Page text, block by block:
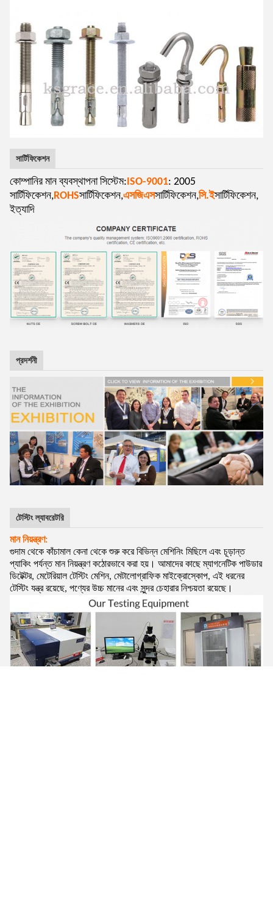
সার্টিফিকেশন
কোম্পানির মান ব্যবস্থাপনা সিস্টেম:ISO-9001: 2005
সার্টিফিকেশন,ROHSসার্টিফিকেশন,এসজিএসসার্টিফিকেশন,সি.ইসার্টিফিকেশন,
ইত্যাদি
প্রদর্শনী
টেস্টিং ল্যাবরেটরি
মান নিয়ন্ত্রণ:
গুদাম থেকে কাঁচামাল কেনা থেকে শুরু করে বিভিন্ন মেশিনিং মিছিলে এবং চূড়ান্ত
প্যাকিং পর্যন্ত মান নিয়ন্ত্রণ কঠোরভাবে করা হয়। আমাদের কাছে ম্যাগনেটিক পাউডার
ডিটেক্টর, মেটেরিয়াল টেস্টিং মেশিন, মেটালোগ্রাফিক মাইক্রোস্কোপ, এই ধরনের
টেস্টিং যন্ত্র রয়েছে, পণ্যের উচ্চ মানের এবং সুন্দর চেহারার নিশ্চয়তা রয়েছে।